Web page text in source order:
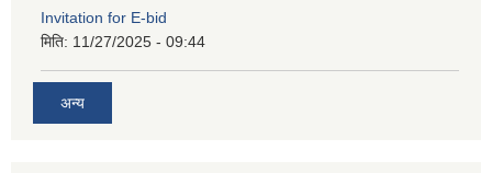
Invitation for E-bid
मिति: 11/27/2025 - 09:44
अन्य